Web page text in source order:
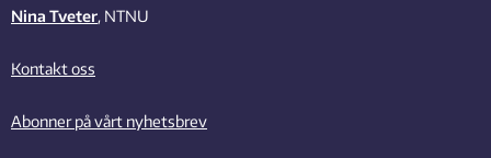
Nina Tveter, NTNU
Kontakt oss
Abonner på vårt nyhetsbrev